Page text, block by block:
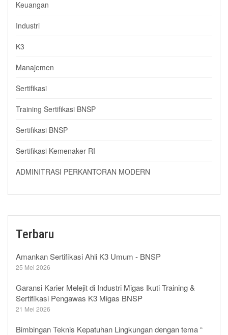
Keuangan
Industri
K3
Manajemen
Sertifikasi
Training Sertifikasi BNSP
Sertifikasi BNSP
Sertifikasi Kemenaker RI
ADMINITRASI PERKANTORAN MODERN
Terbaru
Amankan Sertifikasi Ahli K3 Umum - BNSP
25 Mei 2026
Garansi Karier Melejit di Industri Migas Ikuti Training &
Sertifikasi Pengawas K3 Migas BNSP
21 Mei 2026
Bimbingan Teknis Kepatuhan Lingkungan dengan tema “